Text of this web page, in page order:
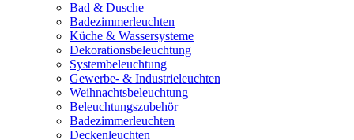
Bad & Dusche
Badezimmerleuchten
Küche & Wassersysteme
Dekorationsbeleuchtung
Systembeleuchtung
Gewerbe- & Industrieleuchten
Weihnachtsbeleuchtung
Beleuchtungszubehör
Badezimmerleuchten
Deckenleuchten